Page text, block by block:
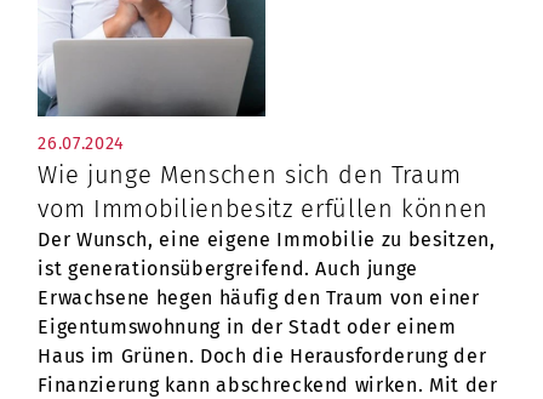
26.07.2024
Wie junge Menschen sich den Traum
vom Immobilienbesitz erfüllen können
Der Wunsch, eine eigene Immobilie zu besitzen,
ist generationsübergreifend. Auch junge
Erwachsene hegen häufig den Traum von einer
Eigentumswohnung in der Stadt oder einem
Haus im Grünen. Doch die Herausforderung der
Finanzierung kann abschreckend wirken. Mit der